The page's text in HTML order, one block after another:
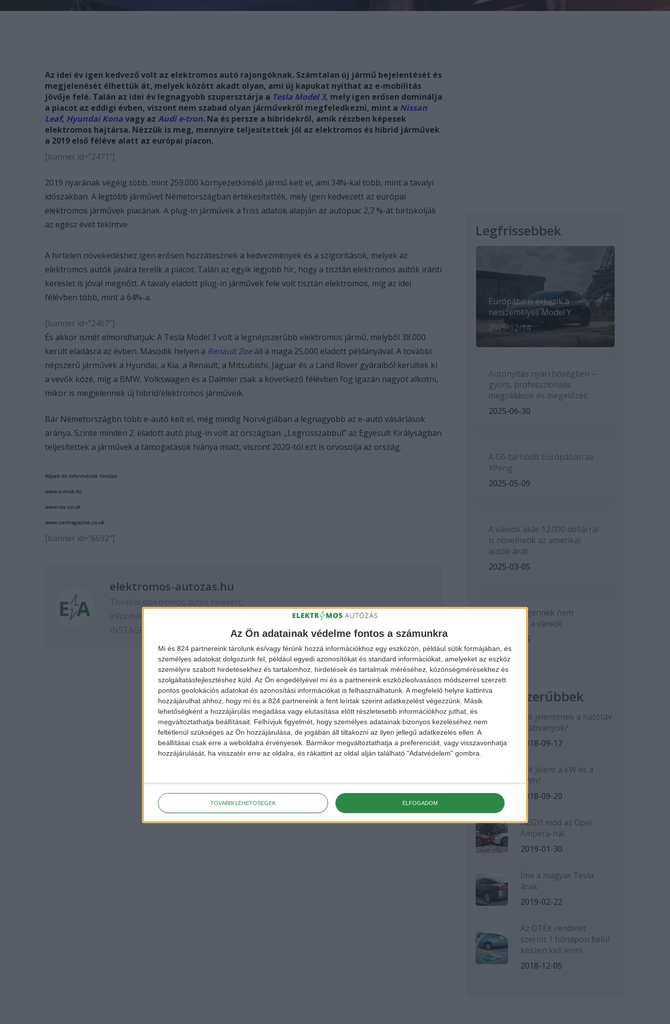
Az Ön adatainak védelme fontos a számunkra
Mi és 824 partnereink tárolunk és/vagy férünk hozzá információkhoz egy eszközön, például sütik formájában, és
személyes adatokat dolgozunk fel, például egyedi azonosítókat és standard információkat, amelyeket az eszköz
személyre szabott hirdetésekhez és tartalomhoz, hirdetések és tartalmak méréséhez, közönségmérésekhez és
szolgáltatásfejlesztéshez küld. Az Ön engedélyével mi és a partnereink eszközleolvasásos módszerrel szerzett
pontos geolokációs adatokat és azonosítási információkat is felhasználhatunk. A megfelelő helyre kattintva
hozzájárulhat ahhoz, hogy mi és a 824 partnereink a fent leírtak szerint adatkezelést végezzünk. Másik
lehetőségként a hozzájárulás megadása vagy elutasítása előtt részletesebb információkhoz juthat, és
megváltoztathatja beállításait. Felhívjuk figyelmét, hogy személyes adatainak bizonyos kezeléséhez nem
feltétlenül szükséges az Ön hozzájárulása, de jogában áll tiltakozni az ilyen jellegű adatkezelés ellen. A
beállításai csak erre a weboldalra érvényesek. Bármikor megváltoztathatja a preferenciáit, vagy visszavonhatja
hozzájárulását, ha visszatér erre az oldalra, és rákattint az oldal alján található "Adatvédelem" gombra.
TOVÁBBI LEHETŐSÉGEK ELFOGADOM
Az idei év igen kedvező volt az elektromos autó rajongóknak. Számtalan új jármű bejelentését és
megjelenését élhettük át, melyek között akadt olyan, ami új kapukat nyithat az e-mobilitás
jövője felé. Talán az idei év legnagyobb szupersztárja a Tesla Model 3, mely igen erősen dominálja
a piacot az eddigi évben, viszont nem szabad olyan járművekről megfeledkezni, mint a Nissan
Leaf, Hyundai Konavagy az Audi e-tron. Na és persze a hibridekről, amik részben képesek
elektromos hajtársa. Nézzük is meg, mennyire teljesítettek jól az elektromos és hibrid járművek
a 2019 első féléve alatt az európai piacon.
[banner id=”2471″]
2019 nyarának végéig több, mint 259.000 környezetkímélő jármű kelt el, ami 34%-kal több, mint a tavalyi
időszakban. A legtöbb járművet Németországban értékesítették, mely igen kedvezett az európai
elektromos járművek piacának. A plug-in járművek a friss adatok alapján az autópiac 2,7 %-át birtokolják
az egész évet tekintve.
A hirtelen növekedéshez igen erősen hozzátesznek a kedvezmények és a szigorítások, melyek az
elektromos autók javára terelik a piacot. Talán az egyik legjobb hír, hogy a tisztán elektromos autók iránti
kereslet is jóval megnőtt. A tavaly eladott plug-in járművek fele volt tisztán elektromos, míg az idei
félévben több, mint a 64%-a.
[banner id=”2467″]
És akkor ismét elmondhatjuk: A Tesla Model 3 volt a legnépszerűbb elektromos jármű, melyből 38.000
került eladásra az évben. Második helyen a Renault Zoeáll a maga 25.000 eladott példányával. A további
népszerű járművek a Hyundai, a Kia, a Renault, a Mitsubishi, Jaguar és a Land Rover gyáraiból kerültek ki
a vevők közé, míg a BMW, Volkswagen és a Daimler csak a következő félévben fog igazán nagyot alkotni,
mikor is megjelennek új hibrid/elektromos járműveik.
Bár Németországbn több e-autó kelt el, még mindig Norvégiában a legnagyobb az e-autó vásárlások
aránya. Szinte minden 2. eladott autó plug-in volt az országban. „Legrosszabbul” az Egyesült Királyságban
teljesítettek a járművek a támogatások hiánya miatt, viszont 2020-tól ezt is orvosolja az ország.
Képek és információk forrása:
www.e-mob.hu
www.rac.co.uk
www.carmagazine.co.uk
[banner id=”6692″]
elektromos-autozas.hu
További elektromos autós hírekért,
információkért kövess minket a
INSTAGRAM
Legfrissebbek
Európába is érkezik a
hétszemélyes Model Y
2025-12-14
Autónyitás nyári hőségben –
gyors, professzionális
megoldások és megelőzés
2025-06-30
A G6-tal hódít Európában az
XPeng
2025-05-09
A vámok akár 12.000 dollárral
is növelhetik az amerikai
autók árát
2025-03-05
A Volkswagennek nem
kedveznek a vámok
2025-03-05
Legnépszerűbbek
Mit jelentenek a hatótáv
szabványok?
2018-09-17
Mit jelent a kW és a
kWh?
2018-09-20
HEGYI mód az Opel
Ampera-nál
2019-01-30
Íme a magyar Tesla
árak
2019-02-22
Az OTÉK rendelet
szerint 1 hónapon belül
készen kell lenni
2018-12-05